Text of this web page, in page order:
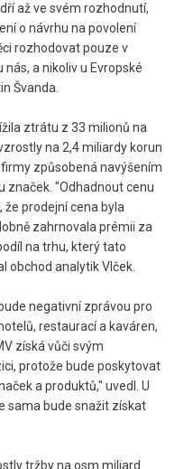
až ve svém rozhodnutí,
o návrhu na povolení
rozhodovat pouze v
a nikoliv u Evropské
Švanda.
ztrátu z 33 milionů na
na 2,4 miliardy korun
způsobená navýšením
značek. "Odhadnout cenu
prodejní cena byla
zahrnovala prémii za
na trhu, který tato
obchod analytik Vlček.
negativní zprávou pro
restaurací a kaváren,
získá vůči svým
protože bude poskytovat
a produktů," uvedl. U
sama bude snažit získat
tržby na osm miliard